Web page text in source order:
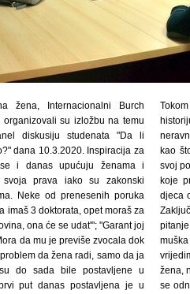
žena, Internacionalni Burch
su izložbu na temu
diskusiju studenata "Da li
dana 10.3.2020. Inspiracija za
i danas upućuju ženama i
prava iako su zakonski
Neke od prenesenih poruka
imaš 3 doktorata, opet moraš za
ona će se udat'"; "Garant joj
da mu je previše zvocala dok
da žena radi, samo da ja
do sada bile postavljene u
put danas postavljena je u
kao
svoj
koje
djeca
žena,
se